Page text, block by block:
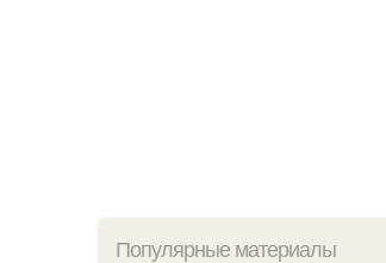
Популярные материалы